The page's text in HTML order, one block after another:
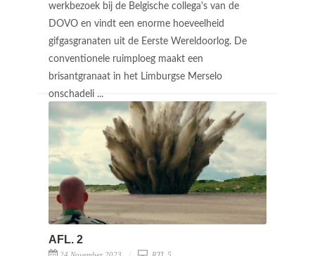
werkbezoek bij de Belgische collega's van de
DOVO en vindt een enorme hoeveelheid
gifgasgranaten uit de Eerste Wereldoorlog. De
conventionele ruimploeg maakt een
brisantgranaat in het Limburgse Merselo
onschadeli ...
AFL. 2